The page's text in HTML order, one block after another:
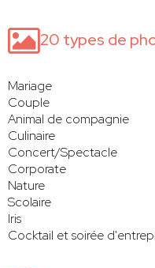
20 types de
Mariage
Couple
Animal de compagnie
Culinaire
Concert/Spectacle
Corporate
Nature
Scolaire
Iris
Cocktail et soirée